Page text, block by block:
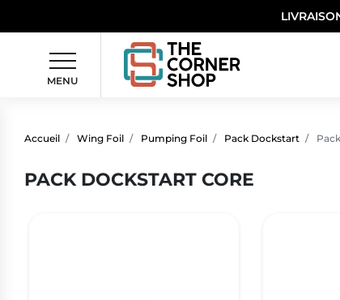
MENU
Accueil Wing Foil Pumping Foil Pack Dockstart
PACK DOCKSTART CORE